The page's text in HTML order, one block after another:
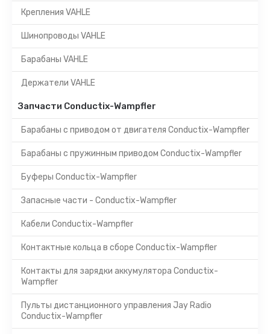
Крепления VAHLE
Шинопроводы VAHLE
Барабаны VAHLE
Держатели VAHLE
Запчасти Conductix-Wampfler
Барабаны с приводом от двигателя Conductix-Wampfler
Барабаны с пружинным приводом Conductix-Wampfler
Буферы Conductix-Wampfler
Запасные части - Conductix-Wampfler
Кабели Conductix-Wampfler
Контактные кольца в сборе Conductix-Wampfler
Контакты для зарядки аккумулятора Conductix-
Wampfler
Пульты дистанционного управления Jay Radio
Conductix-Wampfler